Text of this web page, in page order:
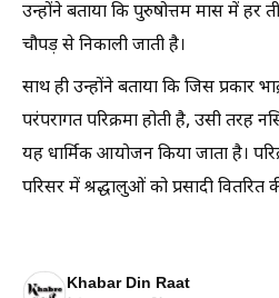
उन्होंने बताया कि पुरुषोत्तम मास में हर
चौपड़ से निकाली जाती है।
साथ ही उन्होंने बताया कि जिस प्रकार
परंपरागत परिक्रमा होती है, उसी तरह
यह धार्मिक आयोजन किया जाता है।
परिसर में श्रद्धालुओं को प्रसादी वितरित
Khabar Din Raat